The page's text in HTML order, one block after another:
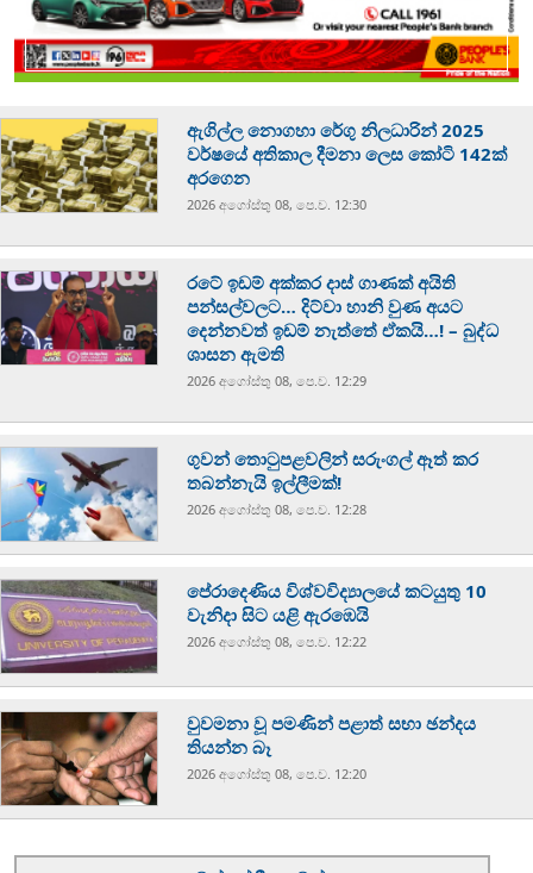
ඇගිල්ල නොගහා රේගු නිලධාරින් 2025
වර්ෂයේ අතිකාල දීමනා ලෙස කෝටි 142ක්
අරගෙන
2026 අගෝස්‍තු 08, පෙ.ව. 12:30
රටේ ඉඩම් අක්කර දාස් ගාණක් අයිති
පන්සල්වලට… දිට්වා හානි වුණ අයට
දෙන්නවත් ඉඩම් නැත්තේ ඒකයි…! – බුද්ධ
ශාසන ඇමති
2026 අගෝස්‍තු 08, පෙ.ව. 12:29
ගුවන් තොටුපළවලින් සරුංගල් ඈත් කර
තබන්නැයි ඉල්ලීමක්!
2026 අගෝස්‍තු 08, පෙ.ව. 12:28
පේරාදෙණිය විශ්වවිද්‍යාලයේ කටයුතු 10
වැනිදා සිට යළි ඇරඹෙයි
2026 අගෝස්‍තු 08, පෙ.ව. 12:22
වුවමනා වූ පමණින් පළාත් සභා ඡන්දය
තියන්න බෑ
2026 අගෝස්‍තු 08, පෙ.ව. 12:20